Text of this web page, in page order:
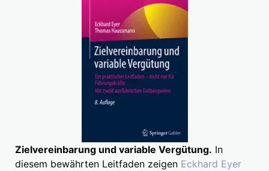
Zielvereinbarung und variable Vergütung. In
diesem bewährten Leitfaden zeigen Eckhard Eyer